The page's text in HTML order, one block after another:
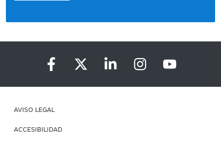
AVISO LEGAL
ACCESIBILIDAD